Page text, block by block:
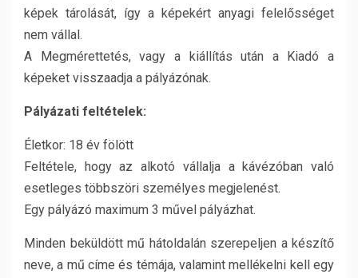
képek tárolását, így a képekért anyagi felelősséget
nem vállal.
A Megmérettetés, vagy a kiállítás után a Kiadó a
képeket visszaadja a pályázónak.
Pályázati feltételek:
Életkor: 18 év fölött
Feltétele, hogy az alkotó vállalja a kávézóban való
esetleges többszöri személyes megjelenést.
Egy pályázó maximum 3 művel pályázhat.
Minden beküldött mű hátoldalán szerepeljen a készítő
neve, a mű címe és témája, valamint mellékelni kell egy